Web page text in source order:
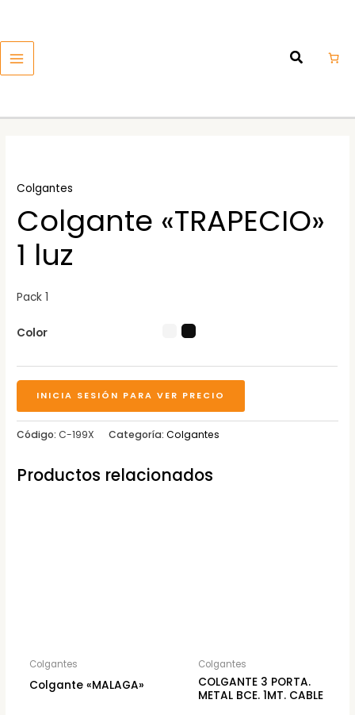
MENU
Colgantes
Colgante «TRAPECIO»
1 luz
Pack 1
Color
INICIA SESIÓN PARA VER PRECIO
Código:C-199X Categoría:Colgantes
Productos relacionados
Colgantes
Colgante «MALAGA»
Colgantes
COLGANTE 3 PORTA.
METAL BCE. 1MT. CABLE